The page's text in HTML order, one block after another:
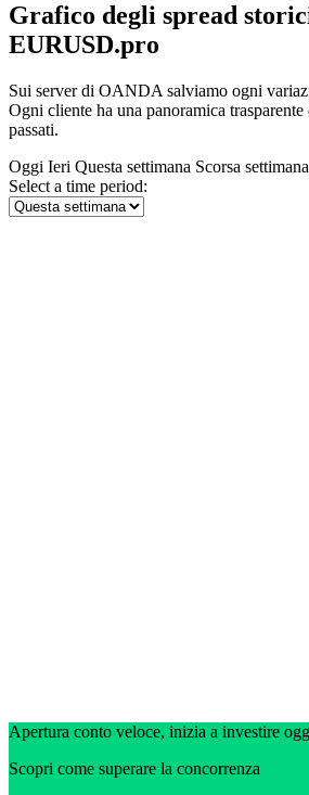
Grafico degli spread
EURUSD.pro
Sui server di OANDA salviamo ogni
Ogni cliente ha una panoramica
passati.
Oggi Ieri Questa settimana Scorsa settimana
Select a time period:
Apertura conto veloce, inizia a investire
Scopri come superare la concorrenza